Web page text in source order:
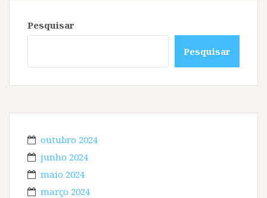
Pesquisar
Pesquisar
outubro 2024
junho 2024
maio 2024
março 2024